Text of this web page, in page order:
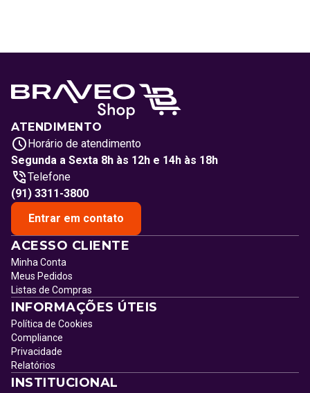
ATENDIMENTO
Horário de atendimento
Segunda a Sexta 8h às 12h e 14h às 18h
Telefone
(91) 3311-3800
Entrar em contato
ACESSO CLIENTE
Minha Conta
Meus Pedidos
Listas de Compras
INFORMAÇÕES ÚTEIS
Política de Cookies
Compliance
Privacidade
Relatórios
INSTITUCIONAL